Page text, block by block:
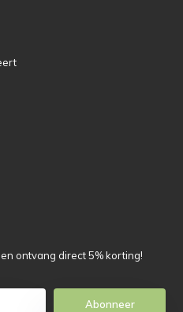
ontvang direct 5% korting!
Abonneer